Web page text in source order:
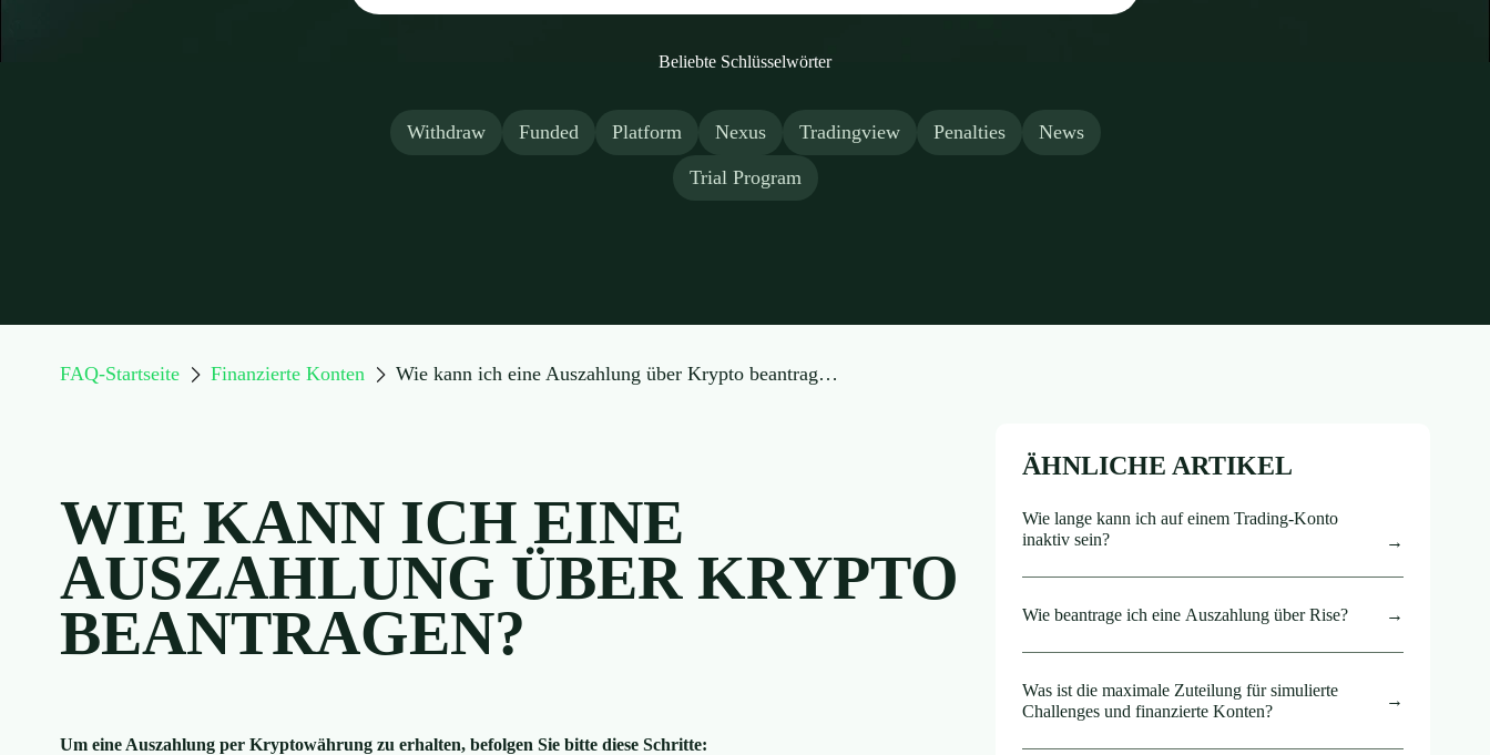
Beliebte Schlüsselwörter
Withdraw Funded Platform Nexus Tradingview Penalties News
Trial Program
FAQ-Startseite Finanzierte Konten Wie kann ich eine Auszahlung über Krypto beantrage...
WIE KANN ICH EINE
AUSZAHLUNG ÜBER KRYPTO
BEANTRAGEN?
Um eine Auszahlung per Kryptowährung zu erhalten, befolgen Sie bitte diese Schritte:
ÄHNLICHE ARTIKEL
Wie lange kann ich auf einem Trading-Konto
inaktiv sein?
Wie beantrage ich eine Auszahlung über Rise?
Was ist die maximale Zuteilung für simulierte
Challenges und finanzierte Konten?